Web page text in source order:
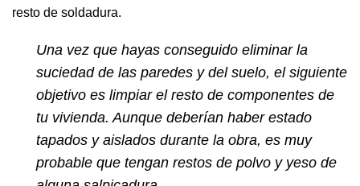
resto de soldadura.
Una vez que hayas conseguido eliminar la
suciedad de las paredes y del suelo, el siguiente
objetivo es limpiar el resto de componentes de
tu vivienda. Aunque deberían haber estado
tapados y aislados durante la obra, es muy
probable que tengan restos de polvo y yeso de